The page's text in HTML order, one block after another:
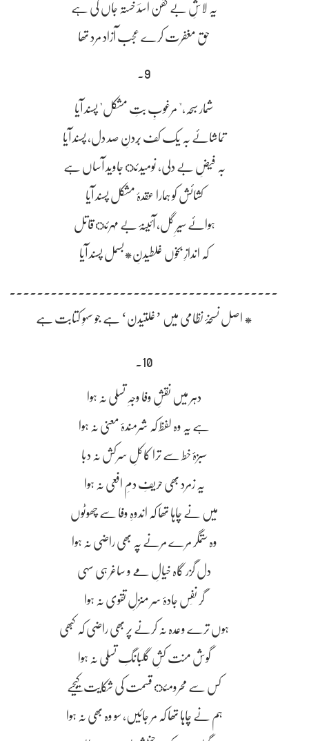
یہ لاشِ بے کفن اسدؔ خستہ جاں کی ہے
حق مغفرت کرے عجب آزاد مرد تھا
9۔
شمار سبحہ،" مرغوبِ بتِ مشکل" پسند آیا
تماشائے بہ یک کف بُردنِ صد دل، پسند آیا
بہ فیضِ بے دلی، نومیدئ جاوید آساں ہے
کشائش کو ہمارا عقدۂ مشکل پسند آیا
ہوائے سیرِ گل، آئینۂ بے مہرئ قاتل
کہ اندازِ بخوں غلطیدنِ*بسمل پسند آیا
* اصل نسخۂ نظامی میں ’غلتیدن‘ ہے جو سہوِ کتابت ہے
10۔
دہر میں نقشِ وفا وجہِ تسلی نہ ہوا
ہے یہ وہ لفظ کہ شرمندۂ معنی نہ ہوا
سبزۂ خط سے ترا کاکلِ سرکش نہ دبا
یہ زمرد بھی حریفِ دمِ افعی نہ ہوا
میں نے چاہا تھا کہ اندوہِ وفا سے چھوٹوں
وہ ستمگر مرے مرنے پہ بھی راضی نہ ہوا
دل گزر گاہ خیالِ مے و ساغر ہی سہی
گر نفَس جادۂ سر منزلِ تقوی نہ ہوا
ہوں ترے وعدہ نہ کرنے پر بھی راضی کہ کبھی
گوش منت کشِ گلبانگِ تسلّی نہ ہوا
کس سے محرومئ قسمت کی شکایت کیجیے
ہم نے چاہا تھا کہ مر جائیں، سو وہ بھی نہ ہوا